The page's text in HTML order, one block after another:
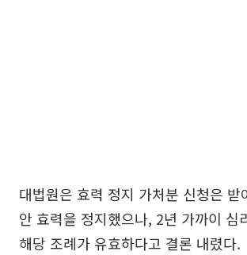
대법원은 효력 정지 가처분 신청은 받
안 효력을 정지했으나, 2년 가까이 심
해당 조례가 유효하다고 결론 내렸다.